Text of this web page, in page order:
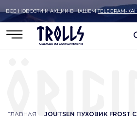
ВСЕ НОВОСТИ И АКЦИИ В НАШЕМTELEGRAM-
ГЛАВНАЯ JOUTSEN ПУХОВИК